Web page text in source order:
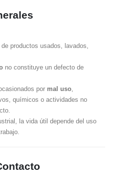
productos usados, lavados,
no constituye un defecto de
por mal uso,
químicos o actividades no
la vida útil depende del uso